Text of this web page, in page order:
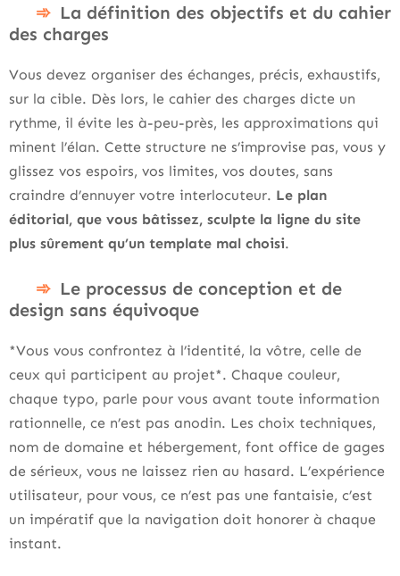
La définition des objectifs et du cahier
des charges
Vous devez organiser des échanges, précis, exhaustifs,
sur la cible. Dès lors, le cahier des charges dicte un
rythme, il évite les à-peu-près, les approximations qui
minent l’élan. Cette structure ne s’improvise pas, vous y
glissez vos espoirs, vos limites, vos doutes, sans
craindre d’ennuyer votre interlocuteur. Le plan
éditorial, que vous bâtissez, sculpte la ligne du site
plus sûrement qu’un template mal choisi.
Le processus de conception et de
design sans équivoque
*Vous vous confrontez à l’identité, la vôtre, celle de
ceux qui participent au projet*. Chaque couleur,
chaque typo, parle pour vous avant toute information
rationnelle, ce n’est pas anodin. Les choix techniques,
nom de domaine et hébergement, font office de gages
de sérieux, vous ne laissez rien au hasard. L’expérience
utilisateur, pour vous, ce n’est pas une fantaisie, c’est
un impératif que la navigation doit honorer à chaque
instant.